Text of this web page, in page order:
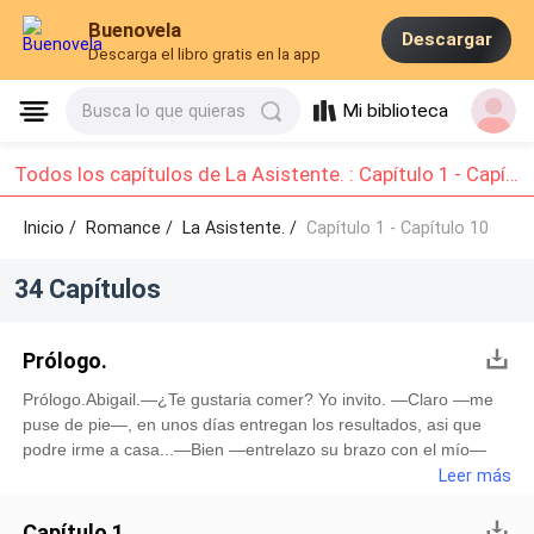
Buenovela
Descarga el libro gratis en la app
Descargar
Busca lo que quieras Mi biblioteca
Todos los capítulos de La Asistente. : Capítulo 1 - Capítulo 10
Inicio / Romance/La Asistente. / Capítulo 1 - Capítulo 10
34 Capítulos
Prólogo.
Prólogo.Abigail.—¿Te gustaria comer? Yo invito. —Claro —me
puse de pie—, en unos días entregan los resultados, asi que
podre irme a casa...—Bien —entrelazo su brazo con el mío—
¿eres vegana? —negué— Bien, conozco un buen restaurante
hablando, yo no preste demasiada atención, solo saque mi
Leer más